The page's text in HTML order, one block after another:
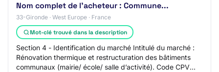
Nom complet de l’acheteur : Commune...
33-Gironde · West Europe · France
Mot-clé trouvé dans la description
Section 4 - Identification du marché Intitulé du marché :
Rénovation thermique et restructuration des bâtiments
communaux (mairie/ école/ salle d’activité). Code CPV